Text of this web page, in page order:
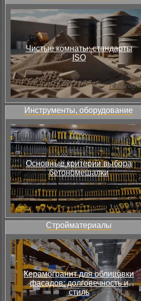
Чистые комнаты: стандарты
ISO
Инструменты, оборудование
Основные критерии выбора
бетономешалки
Стройматериалы
Керамогранит для облицовки
фасадов: долговечность и
стиль